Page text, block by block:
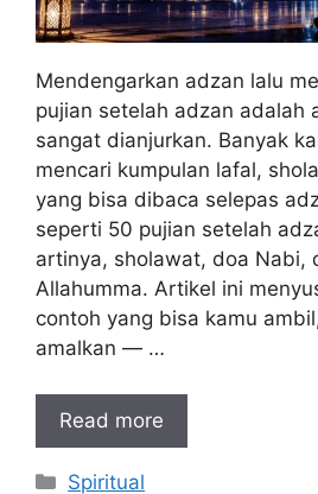
Mendengarkan adzan lalu
pujian setelah adzan adalah
sangat dianjurkan. Banyak
mencari kumpulan lafal,
yang bisa dibaca selepas
seperti 50 pujian setelah
artinya, sholawat, doa Nabi,
Allahumma. Artikel ini
contoh yang bisa kamu
amalkan — …
Read more
Kategori
Spiritual